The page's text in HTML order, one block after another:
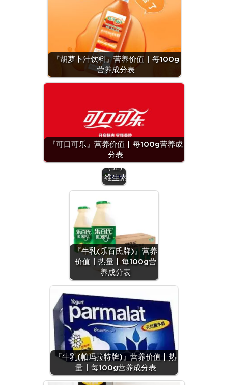
『胡萝卜汁饮料』营养价值 | 每100g
营养成分表
『可口可乐』营养价值 | 每100g营养成
分表
营养
（五）：
维生素
『牛乳(乐百氏牌)』营养
价值 | 热量 | 每100g营
养成分表
『牛乳(帕玛拉特牌)』营养价值 | 热
量 | 每100g营养成分表